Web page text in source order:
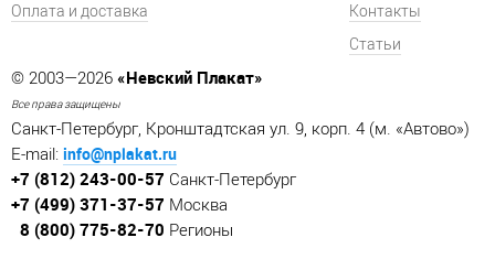
Оплата и доставка
Контакты
Статьи
© 2003—2026 «Невский Плакат»
Все права защищены
Санкт-Петербург, Кронштадтская ул. 9, корп. 4 (м. «Автово»)
E-mail: info@nplakat.ru
+7 (812) 243-00-57 Санкт-Петербург
+7 (499) 371-37-57 Москва
8 (800) 775-82-70 Регионы